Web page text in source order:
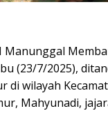
(23/7/2025),
wilayah
Mahyunadi,